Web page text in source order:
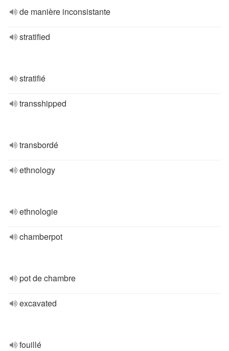
de manière inconsistante
stratified
stratifié
transshipped
transbordé
ethnology
ethnologie
chamberpot
pot de chambre
excavated
fouillé